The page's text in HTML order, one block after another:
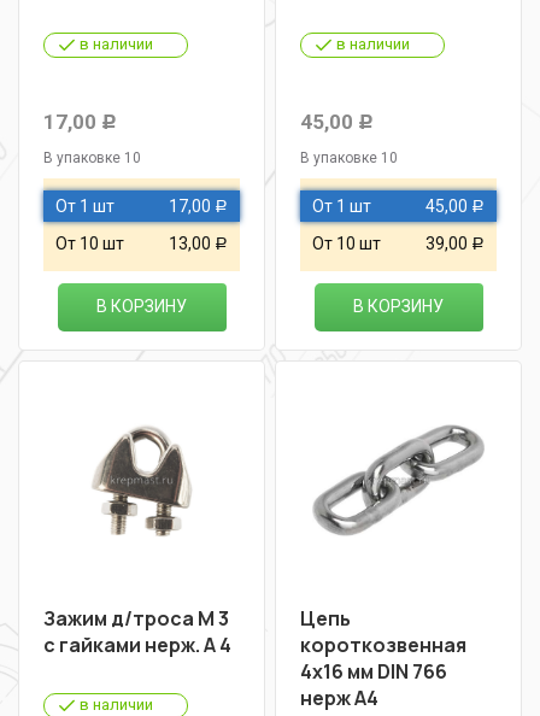
в наличии
17,00 Р
В упаковке 10
От 1 шт 17,00 Р
От 10 шт 13,00 Р
В КОРЗИНУ
в наличии
45,00 Р
В упаковке 10
От 1 шт 45,00 Р
От 10 шт 39,00 Р
В КОРЗИНУ
Зажим д/троса М 3
с гайками нерж. А 4
в наличии
Цепь
короткозвенная
4х16 мм DIN 766
нерж А4